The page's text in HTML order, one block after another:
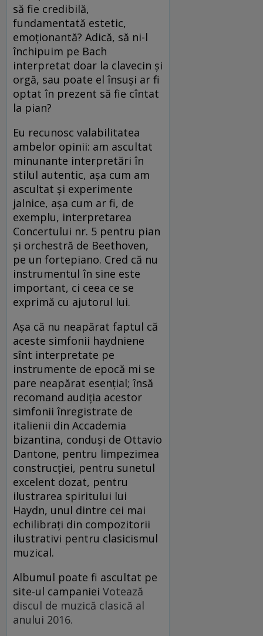
să fie credibilă,
fundamentată estetic,
emoționantă? Adică, să ni-l
închipuim pe Bach
interpretat doar la clavecin și
orgă, sau poate el însuși ar fi
optat în prezent să fie cîntat
la pian?
Eu recunosc valabilitatea
ambelor opinii: am ascultat
minunante interpretări în
stilul autentic, așa cum am
ascultat și experimente
jalnice, așa cum ar fi, de
exemplu, interpretarea
Concertului nr. 5 pentru pian
și orchestră de Beethoven,
pe un fortepiano. Cred că nu
instrumentul în sine este
important, ci ceea ce se
exprimă cu ajutorul lui.
Așa că nu neapărat faptul că
aceste simfonii haydniene
sînt interpretate pe
instrumente de epocă mi se
pare neapărat esențial; însă
recomand audiția acestor
simfonii înregistrate de
italienii din Accademia
bizantina, conduși de Ottavio
Dantone, pentru limpezimea
construcției, pentru sunetul
excelent dozat, pentru
ilustrarea spiritului lui
Haydn, unul dintre cei mai
echilibrați din compozitorii
ilustrativi pentru clasicismul
muzical.
Albumul poate fi ascultat pe
site-ul campaniei Votează
discul de muzică clasică al
anului 2016.